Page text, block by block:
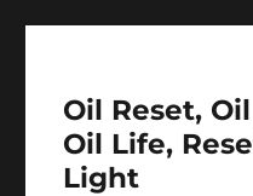
Oil Reset,
Oil Life,
Light